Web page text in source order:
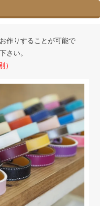
作りすることが可能で
さい。